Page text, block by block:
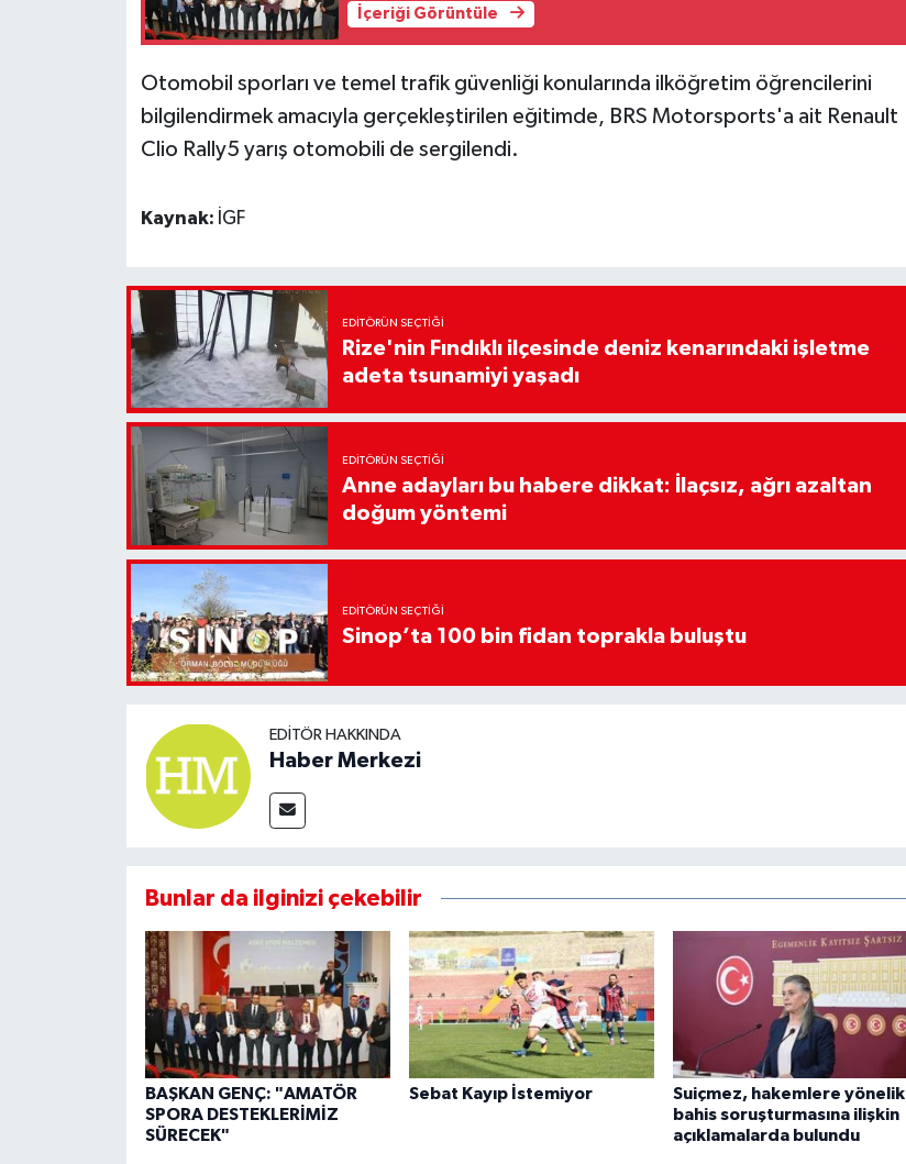
İçeriği Görüntüle
Otomobil sporları ve temel trafik güvenliği konularında ilköğretim öğrencilerini
bilgilendirmek amacıyla gerçekleştirilen eğitimde, BRS Motorsports'a ait Renault
Clio Rally5 yarış otomobili de sergilendi.
Kaynak: İGF
EDITÖRÜN SEÇTIĞI
Rize'nin Fındıklı ilçesinde deniz kenarındaki işletme
adeta tsunamiyi yaşadı
EDITÖRÜN SEÇTIĞI
Anne adayları bu habere dikkat: İlaçsız, ağrı azaltan
doğum yöntemi
EDITÖRÜN SEÇTIĞI
Sinop’ta 100 bin fidan toprakla buluştu
EDITÖR HAKKINDA
Haber Merkezi
Bunlar da ilginizi çekebilir
BAŞKAN GENÇ: "AMATÖR
SPORA DESTEKLERİMİZ
SÜRECEK"
Sebat Kayıp İstemiyor
Suiçmez, hakemlere yönelik
bahis soruşturmasına ilişkin
açıklamalarda bulundu